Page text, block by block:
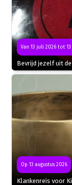
Van 13 juli 2026 tot 13
Bevrijd jezelf uit
Op 13 augustus 2026
Klankenreis voor